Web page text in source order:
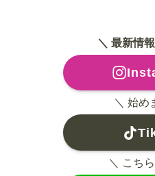
＼ 最新情
＼ 始め
＼ こち